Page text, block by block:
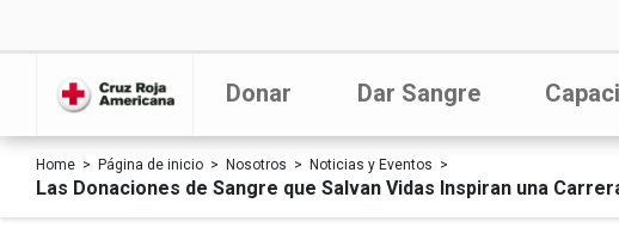
Donar Dar Sangre
Home Página de inicio Nosotros Noticias y Eventos
Las Donaciones de Sangre que Salvan Vidas Inspiran una